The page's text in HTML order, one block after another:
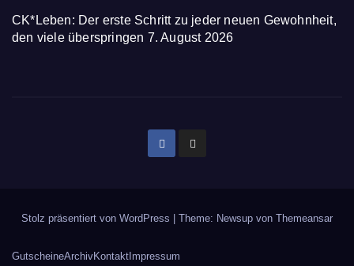
CK*Leben: Der erste Schritt zu jeder neuen Gewohnheit,
den viele überspringen 7. August 2026
Stolz präsentiert von WordPress | Theme: Newsup von Themeansar
GutscheineArchivKontakt Impressum